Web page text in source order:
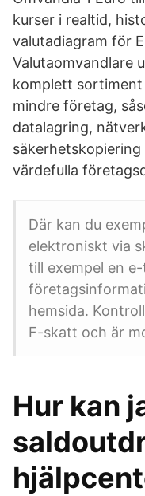
kurser i realtid,
valutadiagram för
Valutaomvandlare
komplett
mindre företag,
datalagring,
värdefulla
Där kan du
elektroniskt via
till exempel en
hemsida.
F-skatt och är
Hur kan